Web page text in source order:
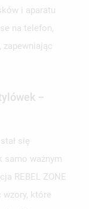
i aparatu
na telefon,
zapewniając
–
stał się
samo ważnym
REBEL ZONE
które